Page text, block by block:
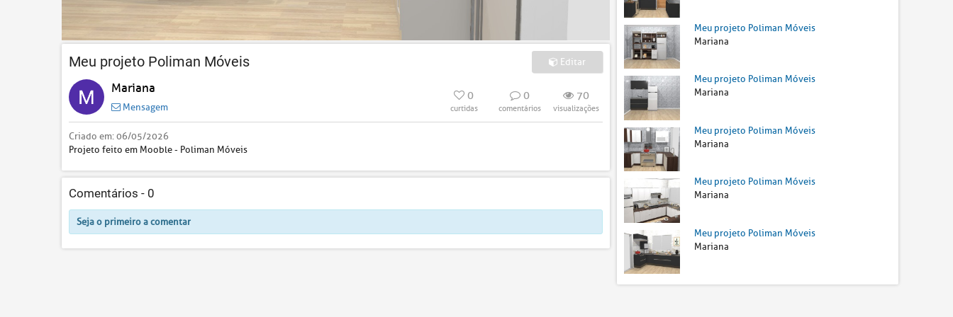
Meu projeto Poliman Móveis Editar
Mariana
Mensagem
0
curtidas
0
comentários
70
visualizações
Criado em:06/05/2026
Projeto feito em Mooble - Poliman Móveis
Comentários - 0
Seja o primeiro a comentar
Meu projeto Poliman Móveis
Mariana
Meu projeto Poliman Móveis
Mariana
Meu projeto Poliman Móveis
Mariana
Meu projeto Poliman Móveis
Mariana
Meu projeto Poliman Móveis
Mariana